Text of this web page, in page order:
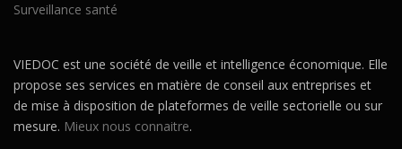
Surveillance santé
VIEDOC est une société de veille et intelligence économique. Elle
propose ses services en matière de conseil aux entreprises et
de mise à disposition de plateformes de veille sectorielle ou sur
mesure. Mieux nous connaitre.